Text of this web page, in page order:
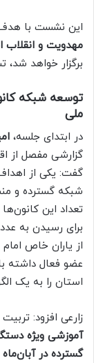
این نشست با
مهدویت و انقلاب
برگزار خواهد
توسعه شبکه
ملی
در ابتدای جلسه،
گزارشی مفصل از
گفت: یکی از
شبکه گسترده و
عضو فعال داشته
استان را به یک
زارعی افزود: تربیت
آموزشی ویژه
گسترده در آبان‌ماه